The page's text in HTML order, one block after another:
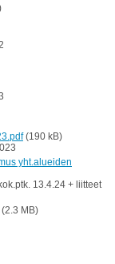
(190 kB)
yht.alueiden
13.4.24 + liitteet
(2.3 MB)